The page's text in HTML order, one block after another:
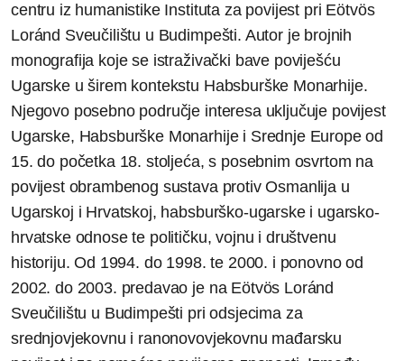
centru iz humanistike Instituta za povijest pri Eötvös
Loránd Sveučilištu u Budimpešti. Autor je brojnih
monografija koje se istraživački bave poviješću
Ugarske u širem kontekstu Habsburške Monarhije.
Njegovo posebno područje interesa uključuje povijest
Ugarske, Habsburške Monarhije i Srednje Europe od
15. do početka 18. stoljeća, s posebnim osvrtom na
povijest obrambenog sustava protiv Osmanlija u
Ugarskoj i Hrvatskoj, habsburško-ugarske i ugarsko-
hrvatske odnose te političku, vojnu i društvenu
historiju. Od 1994. do 1998. te 2000. i ponovno od
2002. do 2003. predavao je na Eötvös Loránd
Sveučilištu u Budimpešti pri odsjecima za
srednjovjekovnu i ranonovovjekovnu mađarsku